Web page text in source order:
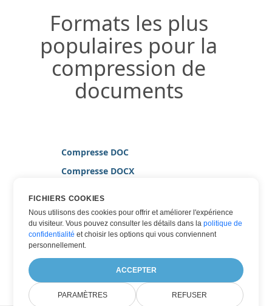
Formats les plus
populaires pour la
compression de
documents
Compresse DOC
Compresse DOCX
Compresse JPG
Compresse PDF
Compresse TIFF
Compresse WORD
FICHIERS COOKIES
Nous utilisons des cookies pour offrir et améliorer l'expérience
du visiteur. Vous pouvez consulter les détails dans lapolitique de
confidentialité et choisir les options qui vous conviennent
personnellement.
ACCEPTER
PARAMÈTRES REFUSER